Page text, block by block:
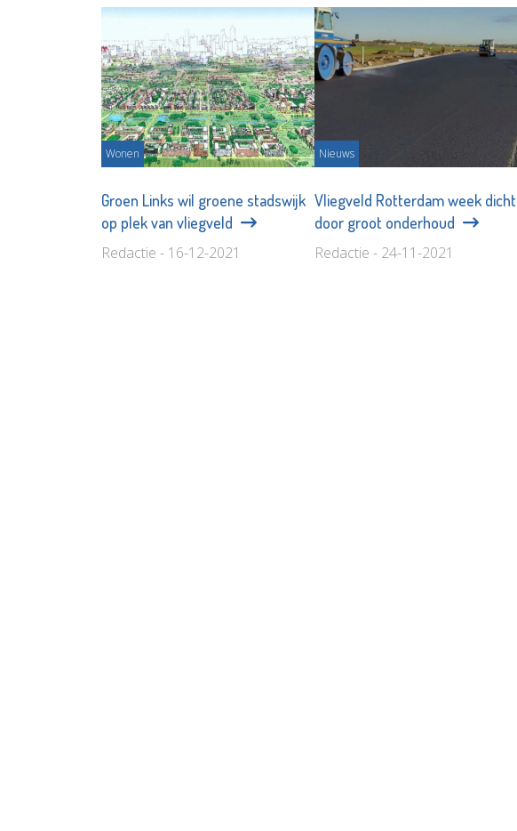
Wonen
Groen Links wil groene stadswijk
op plek van vliegveld
Redactie - 16-12-2021
Nieuws
Vliegveld Rotterdam week dicht
door groot onderhoud
Redactie - 24-11-2021